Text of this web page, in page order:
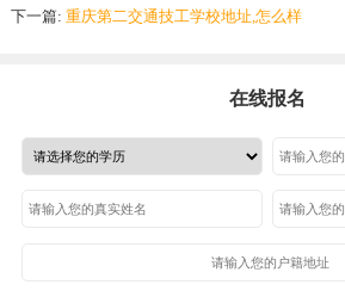
下一篇: 重庆第二交通技工学校地址,怎么样
在线报名